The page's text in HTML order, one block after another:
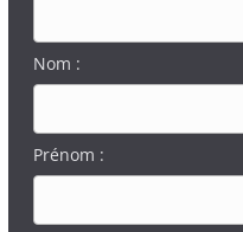
Nom :
Prénom :